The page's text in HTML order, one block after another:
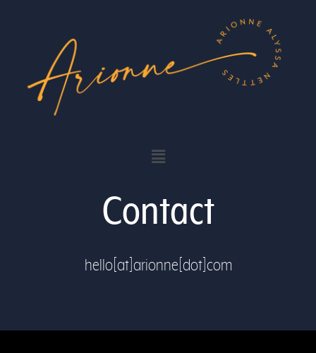
Contact
hello[at]arionne[dot]com